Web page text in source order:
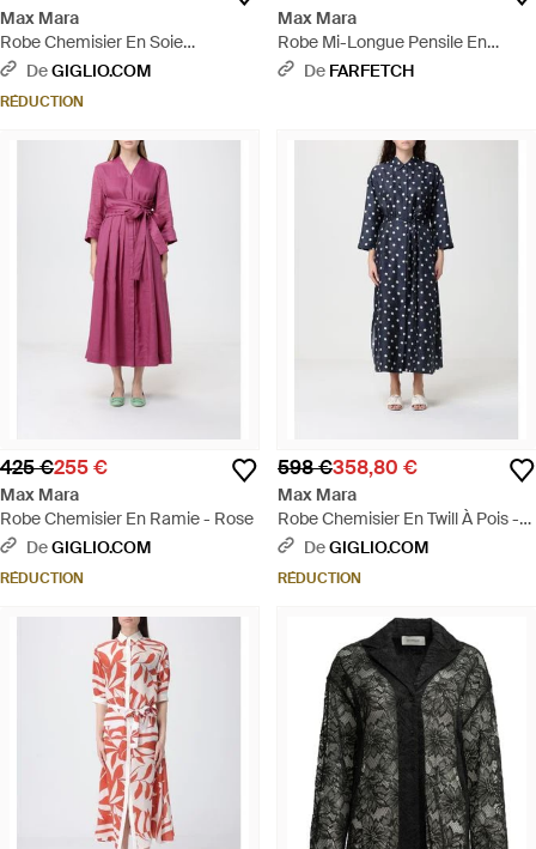
Max Mara
Robe Chemisier En Soie
Imprimée - Neutre
DeGIGLIO.COM
RÉDUCTION
Max Mara
Robe Mi-Longue Pensile En
Dentelle À Taille Ceinturée -
De FARFETCH
425 €255 €
Max Mara
Robe Chemisier En Ramie - Rose
DeGIGLIO.COM
RÉDUCTION
598 €358,80 €
Max Mara
Robe Chemisier En Twill À Pois -
BleuDeGIGLIO.COM
RÉDUCTION